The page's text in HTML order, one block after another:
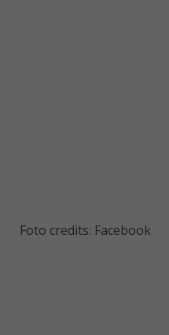
Foto credits: Facebook